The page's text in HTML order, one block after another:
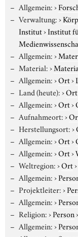
Allgemein:›
Verwaltung:›
Institut›Institut
Allgemein:›
Material:›
Allgemein:›Ort›
Land (heute):›Ort
Allgemein:›Ort›
Aufnahmeort:›
Herstellungsort:›
Allgemein:›Ort›
Allgemein:›Ort›
Weltregion:›Ort›
Allgemein:›
Projektleiter:›
Allgemein:›
Religion:›Person›
Allgemein:›